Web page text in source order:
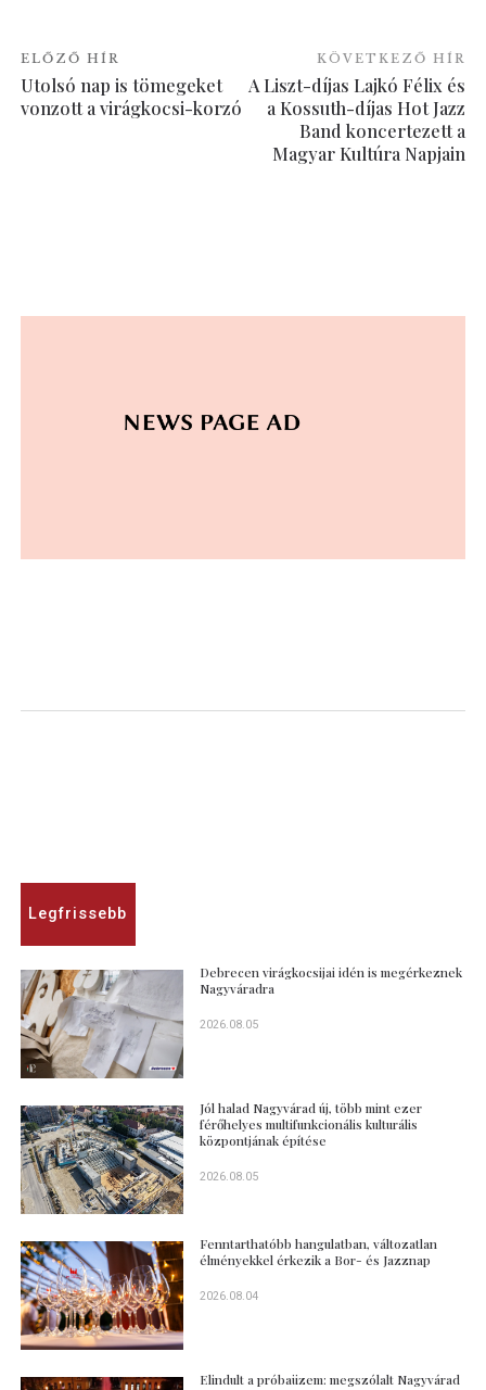
ELŐZŐ HÍR
Utolsó nap is tömegeket
vonzott a virágkocsi-korzó
KÖVETKEZŐ HÍR
A Liszt-díjas Lajkó Félix és
a Kossuth-díjas Hot Jazz
Band koncertezett a
Magyar Kultúra Napjain
Legfrissebb
Debrecen virágkocsijai idén is megérkeznek
Nagyváradra
2026.08.05
Jól halad Nagyvárad új, több mint ezer
férőhelyes multifunkcionális kulturális
központjának építése
2026.08.05
Fenntarthatóbb hangulatban, változatlan
élményekkel érkezik a Bor- és Jazznap
2026.08.04
Elindult a próbaüzem: megszólalt Nagyvárad